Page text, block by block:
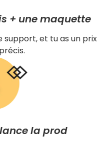
+ une maquette
support, et tu as un prix
la prod